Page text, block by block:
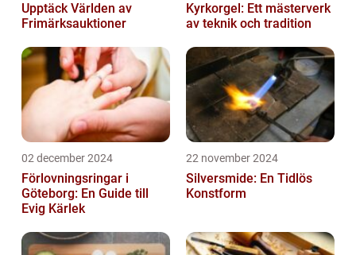
Upptäck Världen av
Frimärksauktioner
Kyrkorgel: Ett mästerverk
av teknik och tradition
02 december 2024
Förlovningsringar i
Göteborg: En Guide till
Evig Kärlek
22 november 2024
Silversmide: En Tidlös
Konstform